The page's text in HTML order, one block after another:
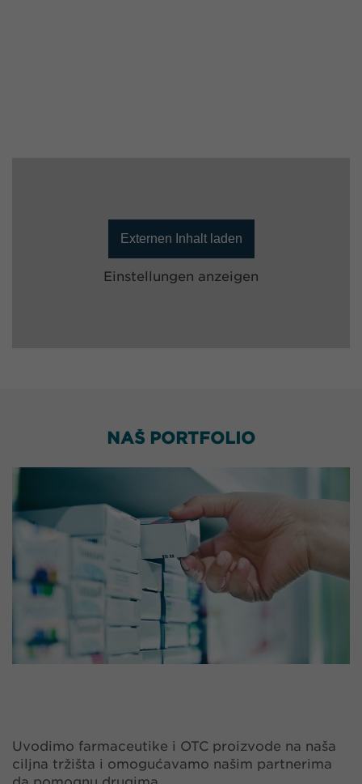
Externen Inhalt laden
Einstellungen anzeigen
NAŠ PORTFOLIO
Uvodimo farmaceutike i OTC proizvode na naša
ciljna tržišta i omogućavamo našim partnerima